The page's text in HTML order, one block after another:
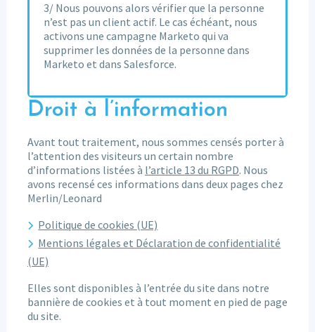
3/ Nous pouvons alors vérifier que la personne
n’est pas un client actif. Le cas échéant, nous
activons une campagne Marketo qui va
supprimer les données de la personne dans
Marketo et dans Salesforce.
Droit à l’information
Avant tout traitement, nous sommes censés porter à
l’attention des visiteurs un certain nombre
d’informations listées à l’article 13 du RGPD. Nous
avons recensé ces informations dans deux pages chez
Merlin/Leonard
Politique de cookies (UE)
Mentions légales et Déclaration de confidentialité
(UE)
Elles sont disponibles à l’entrée du site dans notre
bannière de cookies et à tout moment en pied de page
du site.